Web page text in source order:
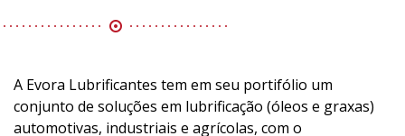
A Evora Lubrificantes tem em seu portifólio um
conjunto de soluções em lubrificação (óleos e graxas)
automotivas, industriais e agrícolas, com o